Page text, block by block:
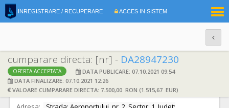
INREGISTRARE / RECUPERARE ACCES IN SISTEM
cumparare directa: [nr] - DA28947230
OFERTA ACCEPTATA
DATA PUBLICARE: 07.10.2021 09:54
DATA FINALIZARE: 07.10.2021 12:26
VALOARE CUMPARARE DIRECTA: 7.500,00 RON (1.515,67 EUR)
DATE IDENTIFICARE OFERTANT
Ofertant: S.C. SANPRODMED S.R.L. S.R.L. CIF: 13362380